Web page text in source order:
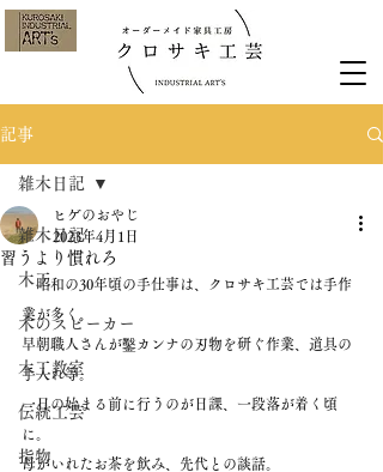
記事
雑木日記
木工
木のスピーカー
木工教室
伝統工芸
指物
雑木日記
習うより慣れろ
ヒゲのおやじ
2023年4月1日
昭和の30年頃の手仕事は、クロサキ工芸では手作
業が多く。
早朝職人さんが鑿カンナの刃物を研ぐ作業、道具の
手入れ等。
一日の始まる前に行うのが日課、一段落が着く頃
に。
母がいれたお茶を飲み、先代との談話。